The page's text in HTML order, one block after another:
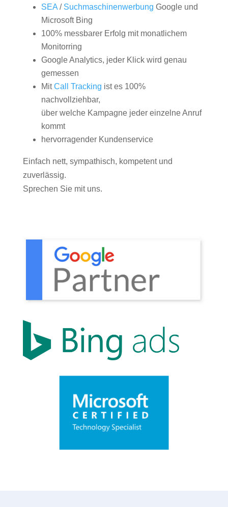
SEA/ Suchmaschinenwerbung Google und
Microsoft Bing
100% messbarer Erfolg mit monatlichem
Monitorring
Google Analytics, jeder Klick wird genau
gemessen
MitCall Tracking ist es 100%
nachvollziehbar,
über welche Kampagne jeder einzelne Anruf
kommt
hervorragender Kundenservice
Einfach nett, sympathisch, kompetent und
zuverlässig.
Sprechen Sie mit uns.